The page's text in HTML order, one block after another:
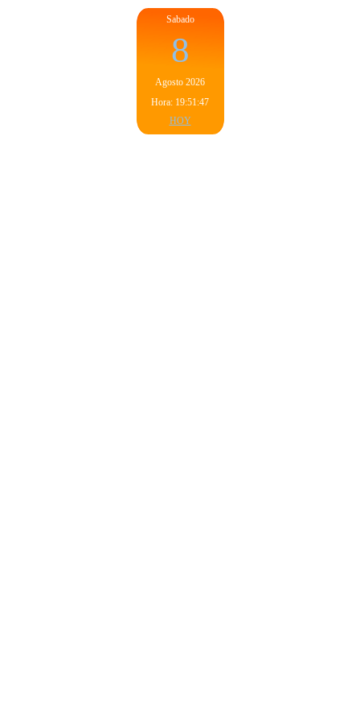
Sabado
8
Agosto 2026
Hora: 19:51:47
HOY